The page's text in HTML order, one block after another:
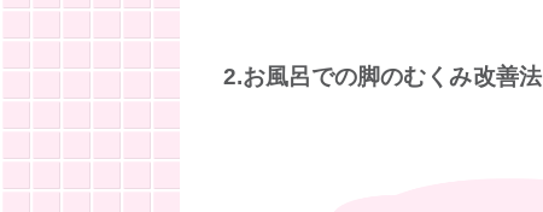
2.お風呂での脚のむくみ改善法